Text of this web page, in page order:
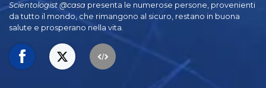
Scientologist @casa presenta le numerose persone, provenienti
da tutto il mondo, che rimangono al sicuro, restano in buona
salute e prosperano nella vita.